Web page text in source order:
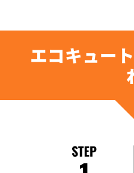
エコキュー